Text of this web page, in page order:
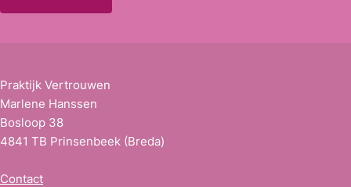
Praktijk Vertrouwen
Marlene Hanssen
Bosloop 38
4841 TB Prinsenbeek (Breda)
Contact